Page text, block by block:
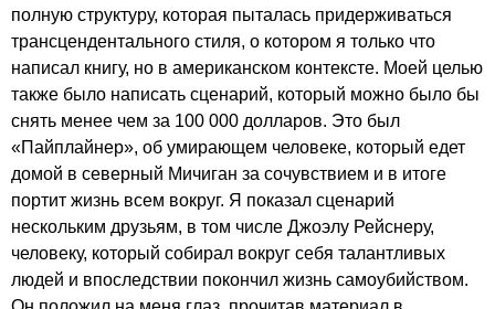
полную структуру, которая пыталась придерживаться
трансцендентального стиля, о котором я только что
написал книгу, но в американском контексте. Моей целью
также было написать сценарий, который можно было бы
снять менее чем за 100 000 долларов. Это был
«Пайплайнер», об умирающем человеке, который едет
домой в северный Мичиган за сочувствием и в итоге
портит жизнь всем вокруг. Я показал сценарий
нескольким друзьям, в том числе Джоэлу Рейснеру,
человеку, который собирал вокруг себя талантливых
людей и впоследствии покончил жизнь самоубийством.